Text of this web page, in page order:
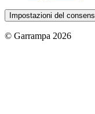
Impostazioni del
© Garrampa 2026